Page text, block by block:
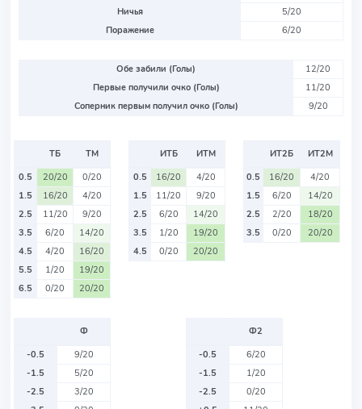
Ничья
5/20
Поражение
6/20
Обе забили (Голы)
12/20
Первые получили очко (Голы)
11/20
Соперник первым получил очко (Голы)
9/20
ТБ
ТМ
0.5
20/20
0/20
1.5
16/20
4/20
2.5
11/20
9/20
3.5
6/20
14/20
4.5
4/20
16/20
5.5
1/20
19/20
6.5
0/20 20/20
ИТБ
ИТМ
0.5
16/20
4/20
1.5
11/20
9/20
2.5
6/20
14/20
3.5
1/20
19/20
4.5
0/20 20/20
ИТ2Б
ИТ2М
0.5
16/20
4/20
1.5
6/20
14/20
2.5
2/20
18/20
3.5
0/20 20/20
Ф
-0.5
9/20
-1.5
5/20
-2.5
3/20
Ф2
-0.5
6/20
-1.5
1/20
-2.5
0/20